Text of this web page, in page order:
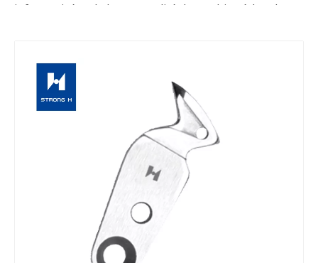
informatisées de haute qualité de machine à broder